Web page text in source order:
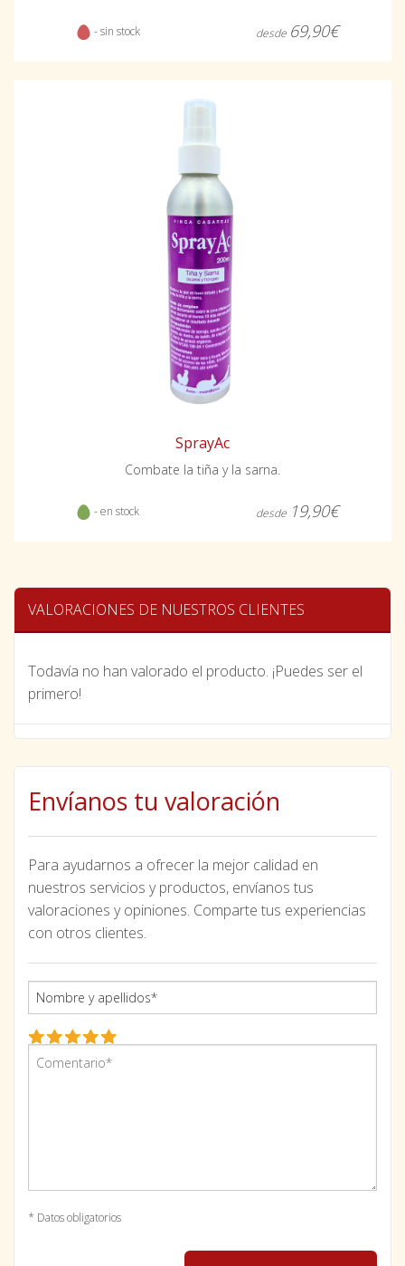
- sin stock desde 69,90€
SprayAc
Combate la tiña y la sarna.
- en stock desde 19,90€
VALORACIONES DE NUESTROS CLIENTES
Todavía no han valorado el producto. ¡Puedes ser el
primero!
Envíanos tu valoración
Para ayudarnos a ofrecer la mejor calidad en
nuestros servicios y productos, envíanos tus
valoraciones y opiniones. Comparte tus experiencias
con otros clientes.
* Datos obligatorios